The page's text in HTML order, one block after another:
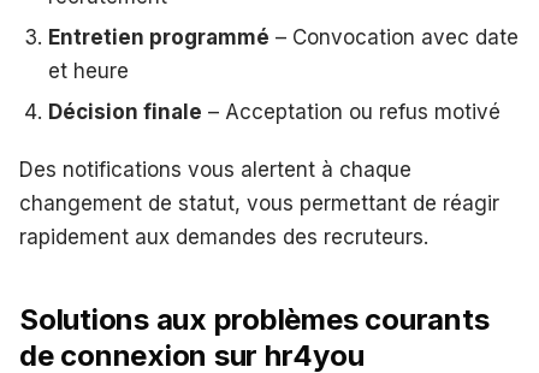
Entretien programmé – Convocation avec date
et heure
Décision finale – Acceptation ou refus motivé
Des notifications vous alertent à chaque
changement de statut, vous permettant de réagir
rapidement aux demandes des recruteurs.
Solutions aux problèmes courants
de connexion sur hr4you